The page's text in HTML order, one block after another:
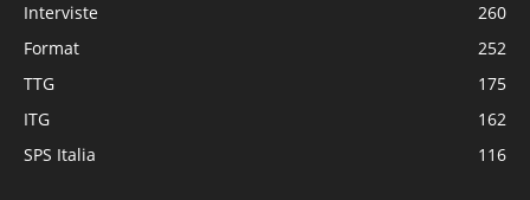
Interviste
260
Format
252
TTG
175
ITG
162
SPS Italia
116